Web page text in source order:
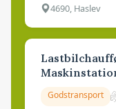
4690, Haslev
Godstransport